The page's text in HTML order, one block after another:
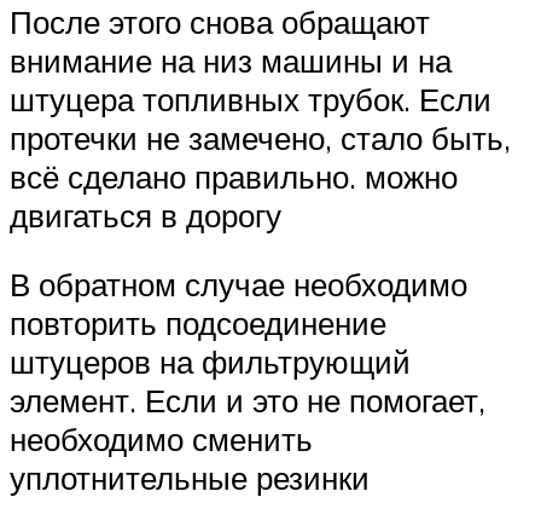
После этого снова обращают
внимание на низ машины и на
штуцера топливных трубок. Если
протечки не замечено, стало быть,
всё сделано правильно. можно
двигаться в дорогу
В обратном случае необходимо
повторить подсоединение
штуцеров на фильтрующий
элемент. Если и это не помогает,
необходимо сменить
уплотнительные резинки